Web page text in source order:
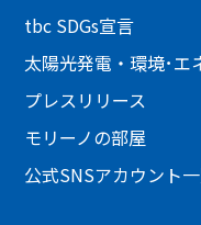
tbc SDGs宣言
太陽光発電・環境･エ
プレスリリース
モリーノの部屋
公式SNSアカウント